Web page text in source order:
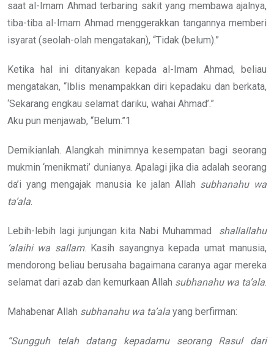
saat al-Imam Ahmad terbaring sakit yang membawa ajalnya,
tiba-tiba al-Imam Ahmad menggerakkan tangannya memberi
isyarat (seolah-olah mengatakan), “Tidak (belum).”
Ketika hal ini ditanyakan kepada al-Imam Ahmad, beliau
mengatakan, “Iblis menampakkan diri kepadaku dan berkata,
‘Sekarang engkau selamat dariku, wahai Ahmad’.”
Aku pun menjawab, “Belum.”1
Demikianlah. Alangkah minimnya kesempatan bagi seorang
mukmin ‘menikmati’ dunianya. Apalagi jika dia adalah seorang
da’i yang mengajak manusia ke jalan Allah subhanahu wa
ta’ala
Lebih-lebih lagi junjungan kita Nabi Muhammad
shallallahu
‘alaihi wa sallam. Kasih sayangnya kepada umat manusia,
mendorong beliau berusaha bagaimana caranya agar mereka
selamat dari azab dan kemurkaan Allah subhanahu wa ta’ala
Mahabenar Allah subhanahu wa ta’ala yang berfirman:
“Sungguh telah datang kepadamu seorang Rasul dari